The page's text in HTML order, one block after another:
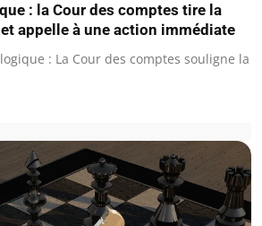
: la Cour des comptes tire la
appelle à une action immédiate
: La Cour des comptes souligne la